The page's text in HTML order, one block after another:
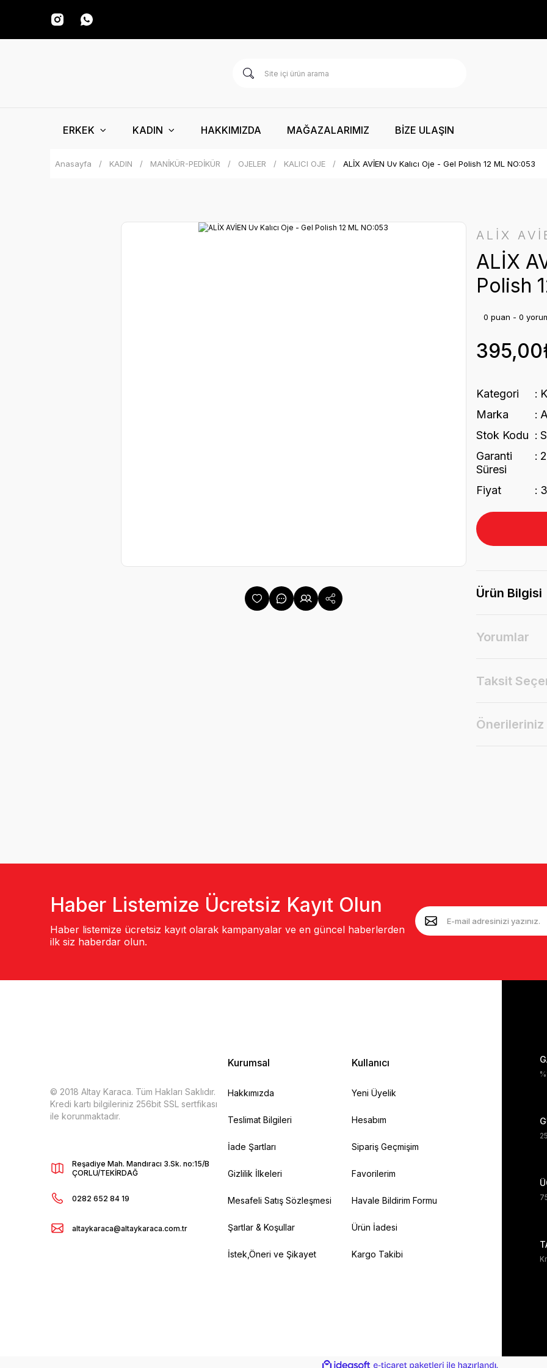
ERKEK KADIN HAKKIMIZDA MAĞAZALARIMIZ BİZE ULAŞIN
Anasayfa KADIN MANİKÜR-PEDİKÜR OJELER KALICI OJE ALİX AVİEN Uv Kalıcı Oje - Gel Polish 12 ML NO:053
ALİX
ALİX
Polish
0 puan - 0
Kategori
Marka
Stok Kodu
Garanti
Süresi
Fiyat
Ürün Bilgisi
Yorumlar
Taksit
Önerileriniz
Haber Listemize Ücretsiz Kayıt Olun
Haber listemize ücretsiz kayıt olarak kampanyalar ve en güncel haberlerden
ilk siz haberdar olun.
© 2018 Altay Karaca. Tüm Hakları Saklıdır.
Kredi kartı bilgileriniz 256bit SSL sertfikası
ile korunmaktadır.
Reşadiye Mah. Mandıracı 3.Sk. no:15/B
ÇORLU/TEKİRDAĞ
0282 652 84 19
altaykaraca@altaykaraca.com.tr
Kurumsal
Hakkımızda
Teslimat Bilgileri
İade Şartları
Gizlilik İlkeleri
Mesafeli Satış Sözleşmesi
Şartlar & Koşullar
İstek,Öneri ve Şikayet
Kullanıcı
Yeni Üyelik
Hesabım
Sipariş Geçmişim
Favorilerim
Havale Bildirim Formu
Ürün İadesi
Kargo Takibi
ideasoft e-